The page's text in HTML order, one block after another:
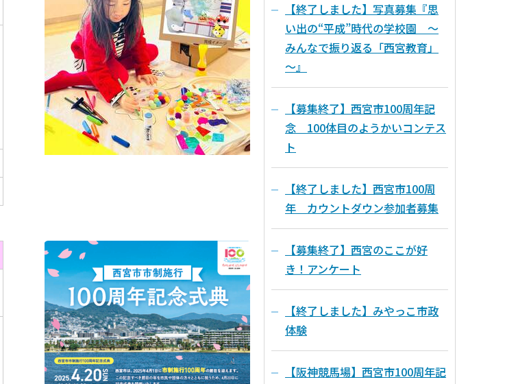
【終了しました】写真募集『思
い出の“平成”時代の学校園 ～
みんなで振り返る「西宮教育」
～』
【募集終了】西宮市100周年記
念 100体目のようかいコンテス
ト
【終了しました】西宮市100周
年 カウントダウン参加者募集
【募集終了】西宮のここが好
き！アンケート
【終了しました】みやっこ市政
体験
【阪神競馬場】西宮市100周年記